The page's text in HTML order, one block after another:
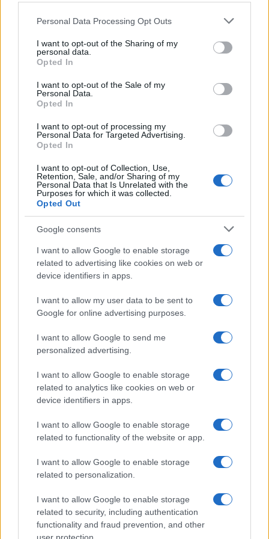
Please note that this website/app uses one or more Google
not limited to your visit or usage behaviour. You may click to
grant or deny consent to Google and its third-party tags to
use your data for below specified purposes in below Google
consent section.
Personal Data Processing Opt Outs
I want to opt-out of the Sharing of my
personal data.
Opted In
I want to opt-out of the Sale of my
Personal Data.
Opted In
I want to opt-out of processing my
Personal Data for Targeted Advertising.
Opted In
I want to opt-out of Collection, Use,
Retention, Sale, and/or Sharing of my
Personal Data that Is Unrelated with the
Purposes for which it was collected.
Opted Out
Google consents
I want to allow Google to enable storage
related to advertising like cookies on web or
device identifiers in apps.
I want to allow my user data to be sent to
Google for online advertising purposes.
I want to allow Google to send me
personalized advertising.
I want to allow Google to enable storage
related to analytics like cookies on web or
device identifiers in apps.
I want to allow Google to enable storage
related to functionality of the website or app.
I want to allow Google to enable storage
related to personalization.
I want to allow Google to enable storage
related to security, including authentication
functionality and fraud prevention, and other
trasmesso il docufilm Camilleri 100, a
testimonianza di un lascito che continua a ispirare
lettori, spettatori e studiosi. La sua cifra stilistica,
linguaggio, resta un punto di riferimento per la
narrativa italiana.
Cristian Castiglioni
Cristian Castiglioni, veneziano, iniziò come
blogger dopo aver postato una guida sui
bacari e ricevuto centinaia di messaggi: quella
reazione spinse la sua trasformazione in
redazione appunti fotografici di vaporetto e
cicchetti.